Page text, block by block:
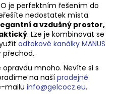
l
á
d
a
c
í
p
r
je perfektním řešením do
nedostatek místa.
a vzdušný prostor,
. Lze je kombinovat se
odtokové kanálky MANUS
přechod.
mnoho. Nevíte si s
na naší prodejně
mailu info@gelcocz.eu.